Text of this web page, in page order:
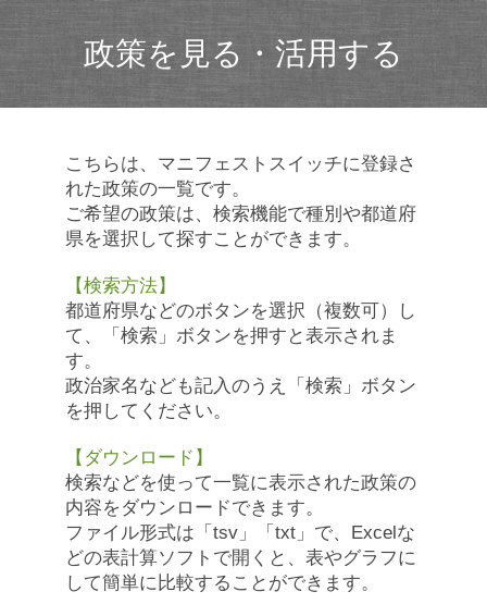
政策を見る・活用する
こちらは、マニフェストスイッチに登録さ
れた政策の一覧です。
ご希望の政策は、検索機能で種別や都道府
県を選択して探すことができます。
【検索方法】
都道府県などのボタンを選択（複数可）し
て、「検索」ボタンを押すと表示されま
す。
政治家名なども記入のうえ「検索」ボタン
を押してください。
【ダウンロード】
検索などを使って一覧に表示された政策の
内容をダウンロードできます。
ファイル形式は「tsv」「txt」で、Excelな
どの表計算ソフトで開くと、表やグラフに
して簡単に比較することができます。